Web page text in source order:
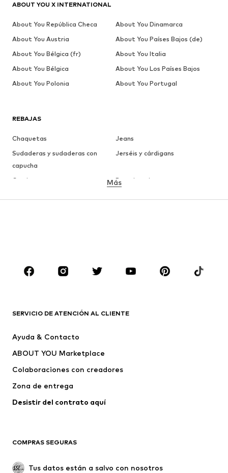
REBAJAS
Chaquetas
Jeans
Sudaderas y sudaderas con
capucha
Jerséis y cárdigans
Camisetas
Ropa interior
ROPA
Camisetas
Jeans
Pantalones
Ropa interior
Jerséis y cárdigans
Trajes y chaquetas
Nuevo Tendencia
Más
SERVICIO DE ATENCIÓN AL CLIENTE
Ayuda & Contacto
ABOUT YOU Marketplace
Colaboraciones con creadores
Zona de entrega
Desistir del contrato aquí
COMPRAS SEGURAS
Tus datos están a salvo con nosotros
ABOUT YOU X INTERNATIONAL
About You República Checa
About You Dinamarca
About You Austria
About You Países Bajos (de)
About You Bélgica (fr)
About You Italia
About You Bélgica
About You Los Países Bajos
About You Polonia
About You Portugal